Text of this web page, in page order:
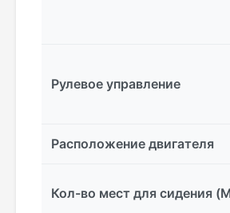
Рулевое управление
Расположение двигателя
Кол-во мест для сидения